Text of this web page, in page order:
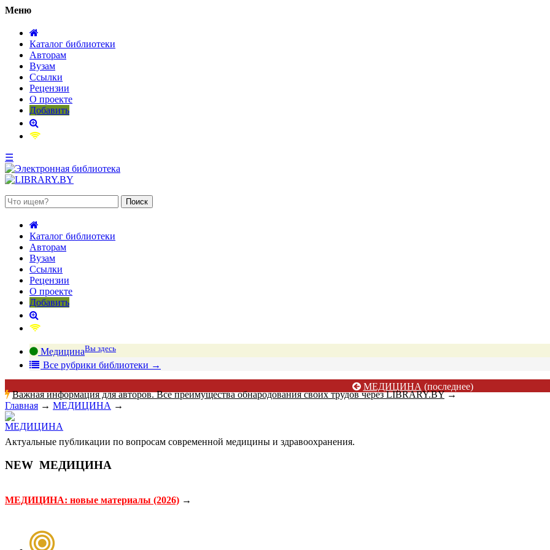
Меню
Каталог библиотеки
Авторам
Вузам
Ссылки
Рецензии
О проекте
Добавить
☰
Каталог библиотеки
Авторам
Вузам
Ссылки
Рецензии
О проекте
Добавить
МедицинаВы здесь
Все рубрики библиотеки →
МЕДИЦИНА (последнее)
Важная информация для авторов. Все преимущества обнародования своих трудов через LIBRARY.BY→
Главная → МЕДИЦИНА →
Актуальные публикации по вопросам современной медицины и здравоохранения.
NEW МЕДИЦИНА
МЕДИЦИНА: новые материалы (2026) →